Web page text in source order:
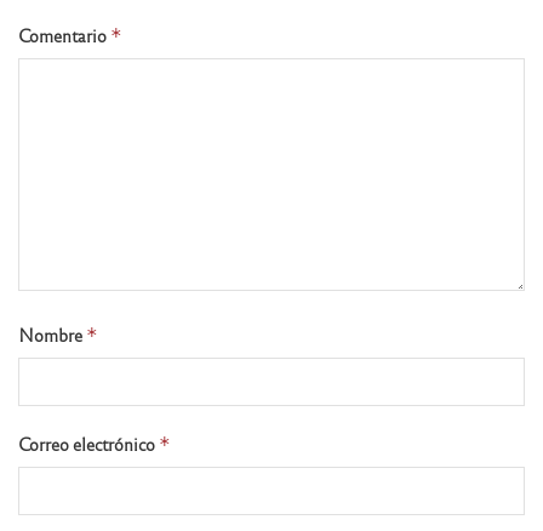
Comentario *
Nombre *
Correo electrónico *